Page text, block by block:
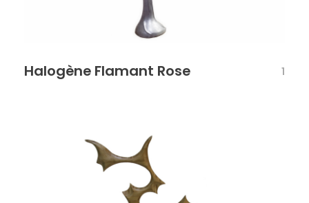
Halogène Flamant Rose 1